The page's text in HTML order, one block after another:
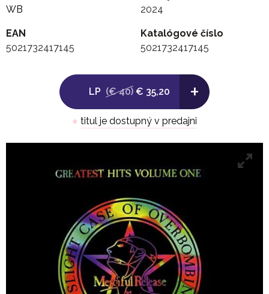
1. Lucretia My Reflection
3. This Corrosion
4. No Time to Cry
6. Body and Soul
WB
2024
EAN
5021732417145
Katalógové číslo
5021732417145
LP (€ 40) € 35,20 +
● titul je dostupný v predajni